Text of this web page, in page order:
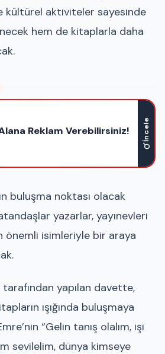
kültürel aktiviteler sayesinde
hem de kitaplarla daha
Reklam Verebilirsiniz! İncele
buluşma noktası olacak
yazarlar, yayınevleri
önemli isimleriyle bir araya
yapılan davette,
ışığında buluşmaya
“Gelin tanış olalım, işi
sevilelim, dünya kimseye